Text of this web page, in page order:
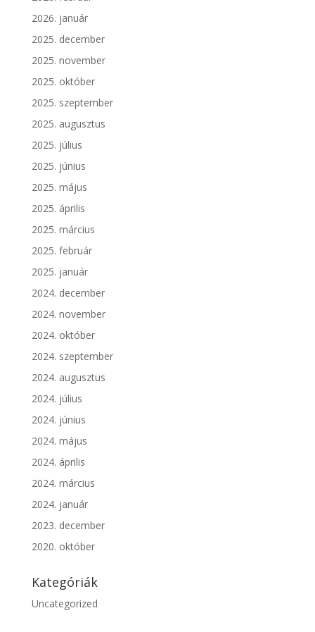
2026. január
2025. december
2025. november
2025. október
2025. szeptember
2025. augusztus
2025. július
2025. június
2025. május
2025. április
2025. március
2025. február
2025. január
2024. december
2024. november
2024. október
2024. szeptember
2024. augusztus
2024. július
2024. június
2024. május
2024. április
2024. március
2024. január
2023. december
2020. október
Kategóriák
Uncategorized